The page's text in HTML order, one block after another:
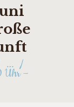
...
Uhr –